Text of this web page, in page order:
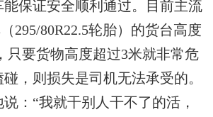
保证安全顺利通过。目前主流
295/80R22.5轮胎）的货台高度
只要货物高度超过3米就非常危
，则损失是司机无法承受的。
：“我就干别人干不了的活，